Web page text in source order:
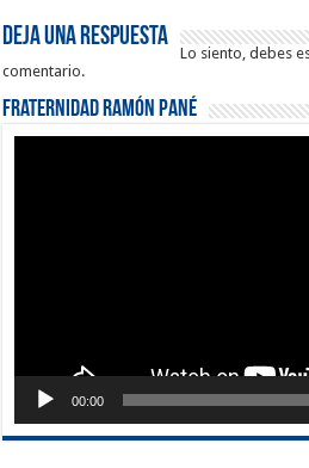
Deja una respuesta
Lo siento, debes
comentario.
Fraternidad Ramón Pané
00:00